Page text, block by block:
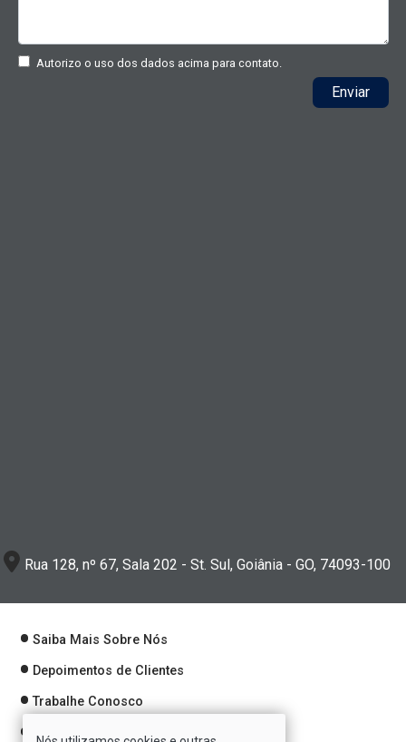
Autorizo o uso dos dados acima para contato.
Enviar
Rua 128, nº 67, Sala 202 - St. Sul, Goiânia - GO, 74093-100
Saiba Mais Sobre Nós
Depoimentos de Clientes
Trabalhe Conosco
Política de Privacidade